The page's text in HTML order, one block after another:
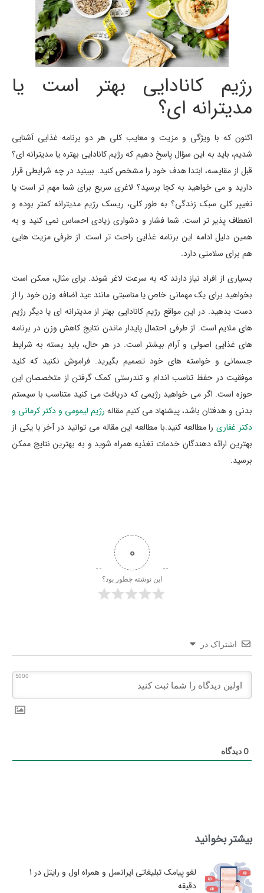
رژیم کانادایی بهتر است یا
مدیترانه ای؟
اکنون که با ویژگی و مزیت و معایب کلی هر دو برنامه غذایی آشنایی
شدیم، باید به این سؤال پاسخ دهیم که رژیم کانادایی بهتره یا مدیترانه ای؟
قبل از مقایسه، ابتدا هدف خود را مشخص کنید. ببینید در چه شرایطی قرار
دارید و می خواهید به کجا برسید؟ لاغری سریع برای شما مهم تر است یا
تغییر کلی سبک زندگی؟ به طور کلی، ریسک رژیم مدیترانه کمتر بوده و
انعطاف پذیر تر است. شما فشار و دشواری زیادی احساس نمی کنید و به
همین دلیل ادامه این برنامه غذایی راحت تر است. از طرفی مزیت هایی
هم برای سلامتی دارد.
بسیاری از افراد نیاز دارند که به سرعت لاغر شوند. برای مثال، ممکن است
بخواهید برای یک مهمانی خاص یا مناسبتی مانند عید اضافه وزن خود را از
دست بدهید. در این مواقع رژیم کانادایی بهتر از مدیترانه ای یا دیگر رژیم
های ملایم است. از طرفی احتمال پایدار ماندن نتایج کاهش وزن در برنامه
های غذایی اصولی و آرام بیشتر است. در هر حال، باید بسته به شرایط
جسمانی و خواسته های خود تصمیم بگیرید. فراموش نکنید که کلید
موفقیت در حفظ تناسب اندام و تندرستی کمک گرفتن از متخصصان این
حوزه است. اگر می خواهید رژیمی که دریافت می کنید متناسب با سیستم
بدنی و هدفتان باشد، پیشنهاد می کنیم مقاله رژیم لیمومی و دکتر کرمانی و
دکتر غفاریرا مطالعه کنید.با مطالعه این مقاله می توانید در آخر با یکی از
بهترین ارائه دهندگان خدمات تغذیه همراه شوید و به بهترین نتایج ممکن
برسید.
0
این نوشته چطور بود؟
اشتراک در
5000
0دیدگاه
بیشتر بخوانید
لغو پیامک تبلیغاتی ایرانسل و همراه اول و رایتل در 1
دقیقه